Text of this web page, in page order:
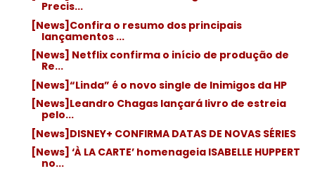
Precis...
[News]Confira o resumo dos principais
lançamentos ...
[News] Netflix confirma o início de produção de
Re...
[News]“Linda” é o novo single de Inimigos da HP
[News]Leandro Chagas lançará livro de estreia
pelo...
[News]DISNEY+ CONFIRMA DATAS DE NOVAS SÉRIES
[News] ‘À LA CARTE’ homenageia ISABELLE HUPPERT
no...